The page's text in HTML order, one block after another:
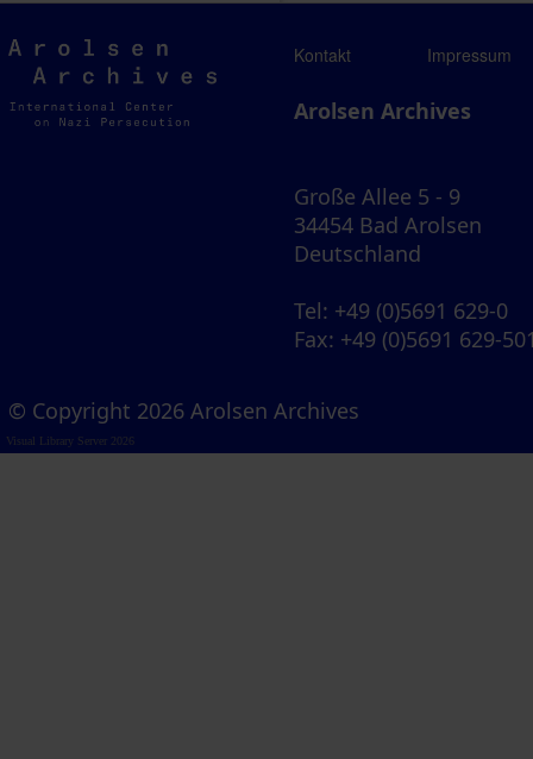
Arolsen
Archives
Kontakt Impressum
Arolsen Archives
Große Allee 5 - 9
34454 Bad Arolsen
Deutschland
Tel: +49 (0)5691 629-0
Fax: +49 (0)5691 629-
© Copyright 2026 Arolsen Archives
Visual Library Server 2026